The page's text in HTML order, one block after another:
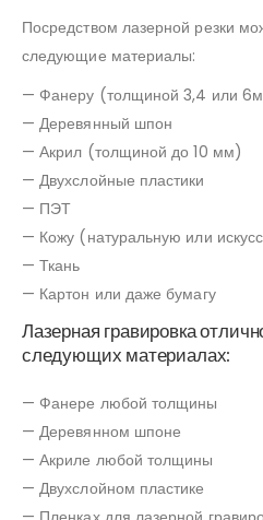
Посредством лазерной резки
следующие материалы:
— Фанеру (толщиной 3,4 или
— Деревянный шпон
— Акрил (толщиной до 10 мм)
— Двухслойные пластики
— ПЭТ
— Кожу (натуральную или
— Ткань
— Картон или даже бумагу
Лазерная гравировка
следующих материалах:
— Фанере любой толщины
— Деревянном шпоне
— Акриле любой толщины
— Двухслойном пластике